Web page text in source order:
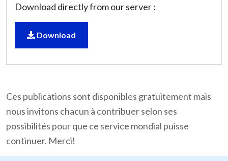
Download directly from our server :
Download
Ces publications sont disponibles gratuitement mais
nous invitons chacun à contribuer selon ses
possibilités pour que ce service mondial puisse
continuer. Merci!